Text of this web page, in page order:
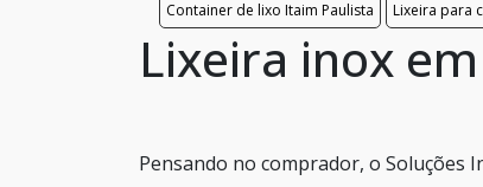
Container de lixo Itaim Paulista
Lixeira para
Lixeira inox
Pensando no comprador, o Soluções